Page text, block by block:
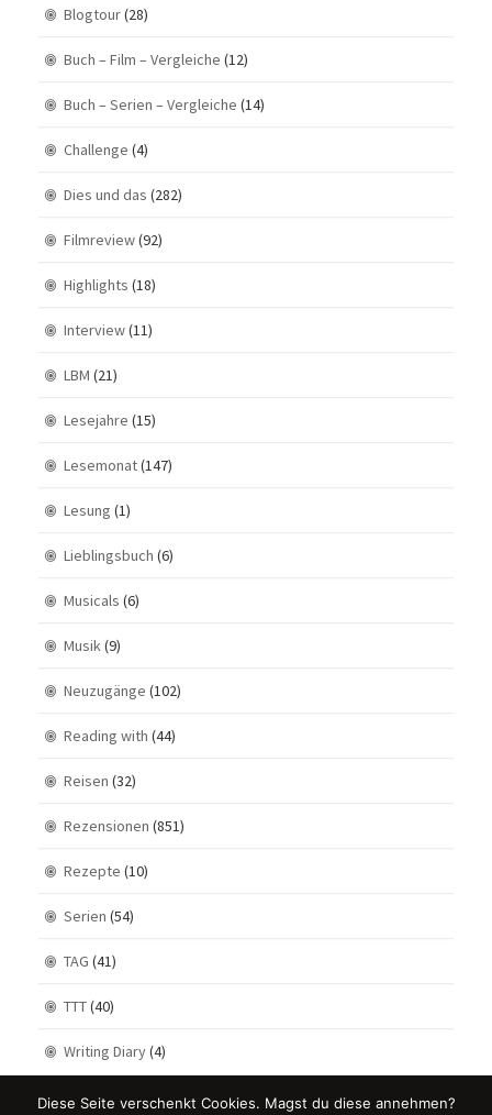
Blogtour(28)
Buch – Film – Vergleiche (12)
Buch – Serien – Vergleiche (14)
Challenge (4)
Dies und das (282)
Filmreview(92)
Highlights (18)
Interview(11)
LBM (21)
Lesejahre (15)
Lesemonat(147)
Lesung (1)
Lieblingsbuch (6)
Musicals (6)
Musik(9)
Neuzugänge (102)
Reading with (44)
Reisen (32)
Rezensionen (851)
Rezepte (10)
Serien (54)
TAG (41)
TTT(40)
Writing Diary(4)
Diese Seite verschenkt Cookies. Magst du diese annehmen?